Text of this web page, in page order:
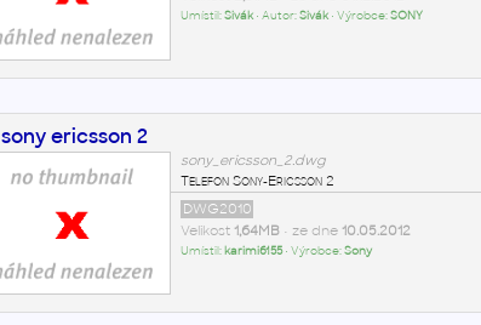
Umístil:Sivák• Autor:Sivák• Výrobce:SONY
sony ericsson 2
sony_ericsson_2.dwg
Telefon Sony-Ericsson 2
DWG2010
Velikost 1,64MB• ze dne 10.05.2012
Umístil: karimi6155• Výrobce:Sony